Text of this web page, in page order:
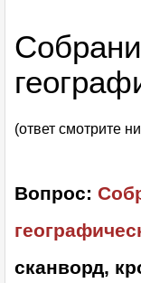
(ответ смотрите
Вопрос:
сканворд,